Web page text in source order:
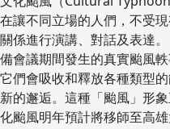
在讓不同立場的人們，不受
關係進行演講、對話及表達
備會議期間發生的真實颱風
它們會吸收和釋放各種類型
新的邂逅。這種「颱風」形
化颱風明年預計將移師至高雄